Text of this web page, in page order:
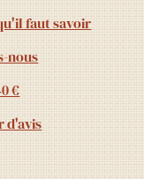
faut savoir
nous
€
d'avis